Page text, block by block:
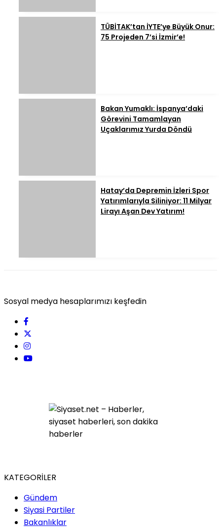
TÜBİTAK’tan İYTE’ye Büyük Onur:
75 Projeden 7’si İzmir’e!
Bakan Yumaklı: İspanya’daki
Görevini Tamamlayan
Uçaklarımız Yurda Döndü
Hatay’da Depremin İzleri Spor
Yatırımlarıyla Siliniyor: 11 Milyar
Lirayı Aşan Dev Yatırım!
Sosyal medya hesaplarımızı keşfedin
KATEGORİLER
Gündem
Siyasi Partiler
Bakanlıklar